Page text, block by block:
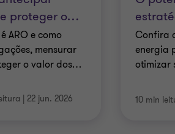
proteger o…
ARO e como
mensurar
o valor dos…
22 jun. 2026
Confira
energia
otimizar
10 min